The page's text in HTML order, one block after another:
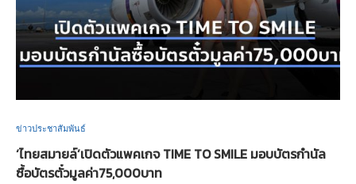
ข่าวประชาสัมพันธ์
‘ไทยสมายล์’เปิดตัวแพคเกจ TIME TO SMILE มอบบัตรกำนัล
ซื้อบัตรตั๋วมูลค่า75,000บาท